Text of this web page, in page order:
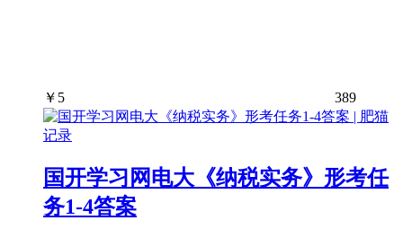
￥ 5 389
国开学习网电大《纳税实务》形考任
务1-4答案